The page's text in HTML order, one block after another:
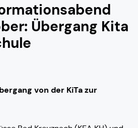
Übergang Kita
von der KiTa zur